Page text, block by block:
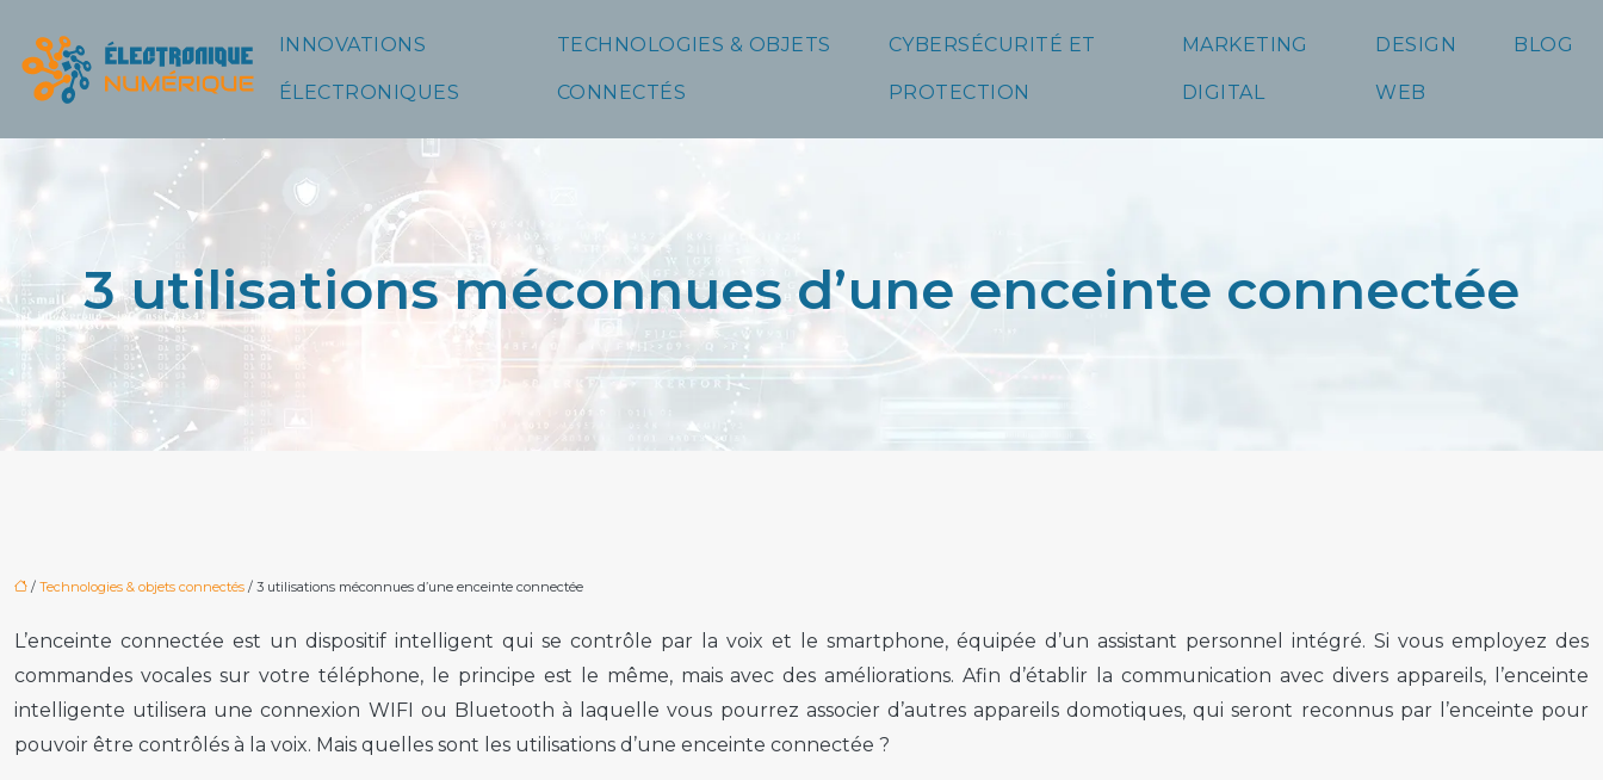
INNOVATIONS
ÉLECTRONIQUES
TECHNOLOGIES & OBJETS
CONNECTÉS
CYBERSÉCURITÉ ET
PROTECTION
MARKETING
DIGITAL
DESIGN
WEB
BLOG
3 utilisations méconnues d’une enceinte connectée
/ Technologies & objets connectés / 3 utilisations méconnues d’une enceinte connectée
L’enceinte connectée est un dispositif intelligent qui se contrôle par la voix et le smartphone, équipée d’un assistant personnel intégré. Si vous employez des
commandes vocales sur votre téléphone, le principe est le même, mais avec des améliorations. Afin d’établir la communication avec divers appareils, l’enceinte
intelligente utilisera une connexion WIFI ou Bluetooth à laquelle vous pourrez associer d’autres appareils domotiques, qui seront reconnus par l’enceinte pour
pouvoir être contrôlés à la voix. Mais quelles sont les utilisations d’une enceinte connectée ?